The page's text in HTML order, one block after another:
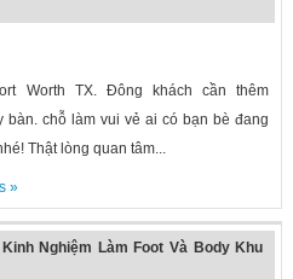
Worth TX. Đông khách cần thêm
chỗ làm vui vẻ ai có bạn bè đang
Thật lòng quan tâm...
»
Nghiệm Làm Foot Và Body Khu